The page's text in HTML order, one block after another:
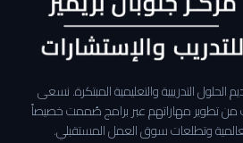
التدريبية والتعليمية المبتكرة. نسعى
من تطوير مهاراتهم عبر برامج صُممت خصيصاً
وتطلعات سوق العمل المستقبلي.